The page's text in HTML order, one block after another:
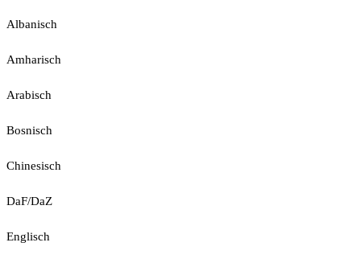
Albanisch
Amharisch
Arabisch
Bosnisch
Chinesisch
DaF/DaZ
Englisch